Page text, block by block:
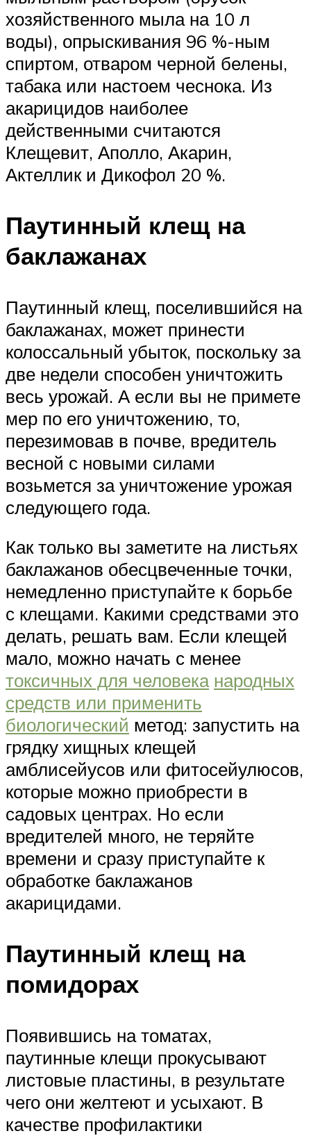
хозяйственного мыла на 10 л
воды), опрыскивания 96 %-ным
спиртом, отваром черной белены,
табака или настоем чеснока. Из
акарицидов наиболее
действенными считаются
Клещевит, Аполло, Акарин,
Актеллик и Дикофол 20 %.
Паутинный клещ на
баклажанах
Паутинный клещ, поселившийся на
баклажанах, может принести
колоссальный убыток, поскольку за
две недели способен уничтожить
весь урожай. А если вы не примете
мер по его уничтожению, то,
перезимовав в почве, вредитель
весной с новыми силами
возьмется за уничтожение урожая
следующего года.
Как только вы заметите на листьях
баклажанов обесцвеченные точки,
немедленно приступайте к борьбе
с клещами. Какими средствами это
делать, решать вам. Если клещей
мало, можно начать с менее
токсичных для человека народных
средств или применить
биологический метод: запустить на
грядку хищных клещей
амблисейусов или фитосейулюсов,
которые можно приобрести в
садовых центрах. Но если
вредителей много, не теряйте
времени и сразу приступайте к
обработке баклажанов
акарицидами.
Паутинный клещ на
помидорах
Появившись на томатах,
паутинные клещи прокусывают
листовые пластины, в результате
чего они желтеют и усыхают. В
качестве профилактики